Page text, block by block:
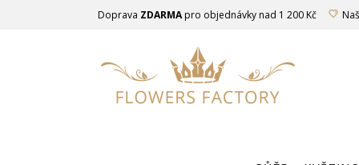
Doprava ZDARMApro objednávky nad 1 200 Kč